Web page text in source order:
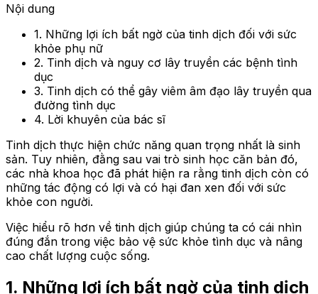
Nội dung
1. Những lợi ích bất ngờ của tinh dịch đối với sức
khỏe phụ nữ
2. Tinh dịch và nguy cơ lây truyền các bệnh tình
dục
3. Tinh dịch có thể gây viêm âm đạo lây truyền qua
đường tình dục
4. Lời khuyên của bác sĩ
Tinh dịch thực hiện chức năng quan trọng nhất là sinh
sản. Tuy nhiên, đằng sau vai trò sinh học căn bản đó,
các nhà khoa học đã phát hiện ra rằng tinh dịch còn có
những tác động có lợi và có hại đan xen đối với sức
khỏe con người.
Việc hiểu rõ hơn về tinh dịch giúp chúng ta có cái nhìn
đúng đắn trong việc bảo vệ sức khỏe tình dục và nâng
cao chất lượng cuộc sống.
1. Những lợi ích bất ngờ của tinh dịch